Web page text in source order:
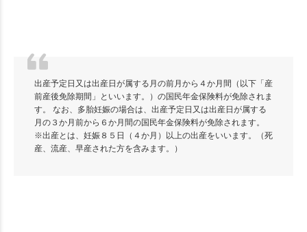
出産予定日又は出産日が属する月の前月から４か月間（以下「産
前産後免除期間」といいます。）の国民年金保険料が免除されま
す。 なお、多胎妊娠の場合は、出産予定日又は出産日が属する
月の３か月前から６か月間の国民年金保険料が免除されます。
※出産とは、妊娠８５日（４か月）以上の出産をいいます。（死
産、流産、早産された方を含みます。）